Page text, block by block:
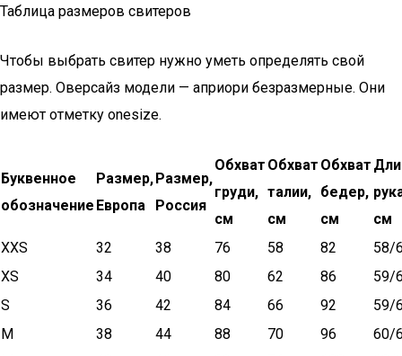
Таблица размеров свитеров
Чтобы выбрать свитер нужно уметь определять свой
размер. Оверсайз модели — априори безразмерные. Они
имеют отметку onesize.
Буквенное
обозначение
Размер,
Европа
Размер,
Россия
Обхват
груди,
см
Обхват
талии,
см
Обхват
бедер,
см
см
XXS
32 38 76 58 82
58/
XS
34 40 80 62 86
59/
S
36 42 84 66 92
59/
M
38 44 88 70 96
60/